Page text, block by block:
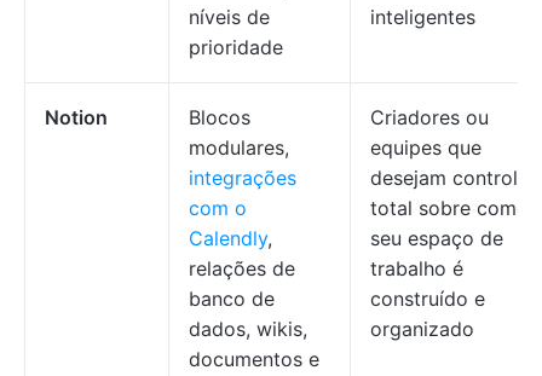
níveis de
prioridade
inteligentes
Notion
Blocos
modulares,
integrações
com o
Calendly,
relações de
banco de
dados, wikis,
documentos e
Criadores ou
equipes que
desejam controle
total sobre como
seu espaço de
trabalho é
construído e
organizado